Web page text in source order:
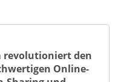
revolutioniert den
Online-